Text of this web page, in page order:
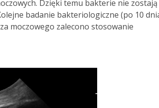
Dzięki temu bakterie nie zostają
badanie bakteriologiczne (po 10
moczowego zalecono stosowanie